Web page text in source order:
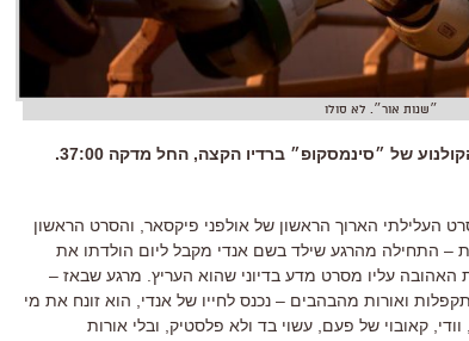
״שנות אור״. לא סולו
דיברתי על ״שנות אור״ בפודקאסט הקולנוע של ״סינמסקופ״ ברדיו הקצה, החל מדקה 37:00.
העלילתי הארוך הראשון של אולפני פיקסאר והסרט הראשון
– התחילה מהרגע שילד בשם אנדי מקבל ליום הולדתו את
האהובה עליו מסרט מדע בדיוני שהוא העריץ מרגע שבאז –
ואורות מהבהבים – נכנס לחייו של אנדי
הוא זונח את מי
וודי קאובוי של פעם עשוי בד ולא פלסטיק ובלי אורות